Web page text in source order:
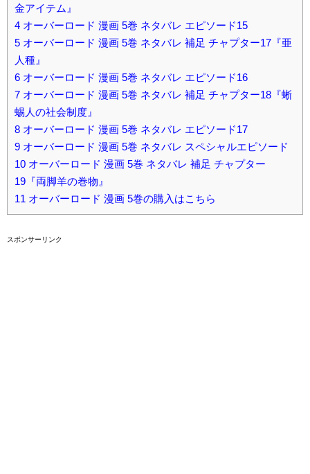
金アイテム』
4 オーバーロード 漫画 5巻 ネタバレ エピソード15
5 オーバーロード 漫画 5巻 ネタバレ 補足 チャプター17『亜
人種』
6 オーバーロード 漫画 5巻 ネタバレ エピソード16
7 オーバーロード 漫画 5巻 ネタバレ 補足 チャプター18『蜥
蜴人の社会制度』
8 オーバーロード 漫画 5巻 ネタバレ エピソード17
9 オーバーロード 漫画 5巻 ネタバレ スペシャルエピソード
10 オーバーロード 漫画 5巻 ネタバレ 補足 チャプター
19『両脚羊の巻物』
11 オーバーロード 漫画 5巻の購入はこちら
スポンサーリンク